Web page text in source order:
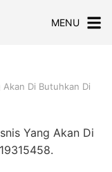
MENU
Di Butuhkan Di